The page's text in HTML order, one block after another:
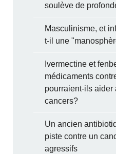
soulève de
Masculinisme, et
t-il une
Ivermectine et
médicaments
pourraient-ils aider
cancers?
Un ancien
piste contre un
agressifs